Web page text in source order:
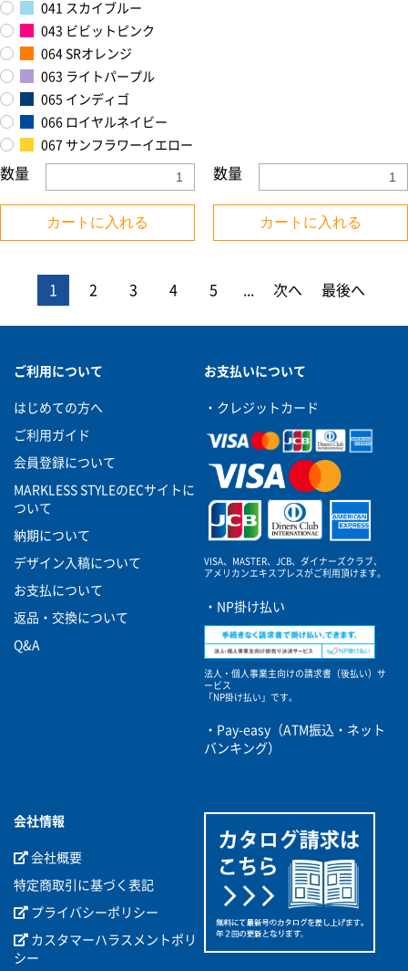
041 スカイブルー
043 ビビットピンク
064 SRオレンジ
063 ライトパープル
065 インディゴ
066 ロイヤルネイビー
067 サンフラワーイエロー
数量
カートに入れる
数量
カートに入れる
1 2 3 4 5 ... 次へ 最後へ
ご利用について
はじめての方へ
ご利用ガイド
会員登録について
MARKLESS STYLEのECサイトに
ついて
納期について
デザイン入稿について
お支払について
返品・交換について
Q&A
お支払いについて
・クレジットカード
VISA、MASTER、JCB、ダイナーズクラブ、
アメリカンエキスプレスがご利用頂けます。
・NP掛け払い
法人・個人事業主向けの請求書（後払い）サ
ービス
「NP掛け払い」です。
・Pay-easy（ATM振込・ネット
バンキング）
会社情報
会社概要
特定商取引に基づく表記
プライバシーポリシー
カスタマーハラスメントポリ
シー